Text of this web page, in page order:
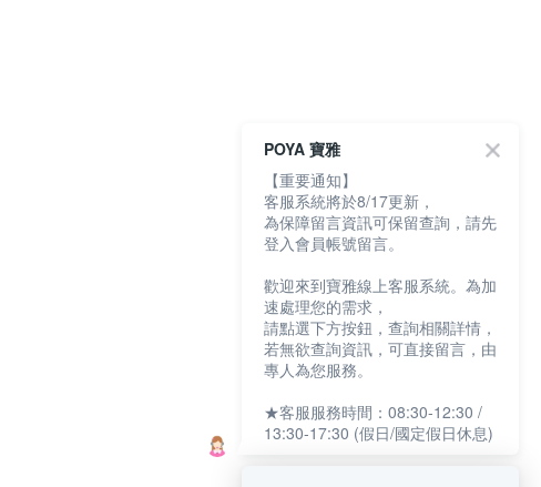
POYA 寶雅
【重要通知】
客服系統將於8/17更新，
為保障留言資訊可保留查詢，請先
登入會員帳號留言。
歡迎來到寶雅線上客服系統。為加
速處理您的需求，
請點選下方按鈕，查詢相關詳情，
若無欲查詢資訊，可直接留言，由
專人為您服務。
★客服服務時間：08:30-12:30 /
13:30-17:30 (假日/國定假日休息)